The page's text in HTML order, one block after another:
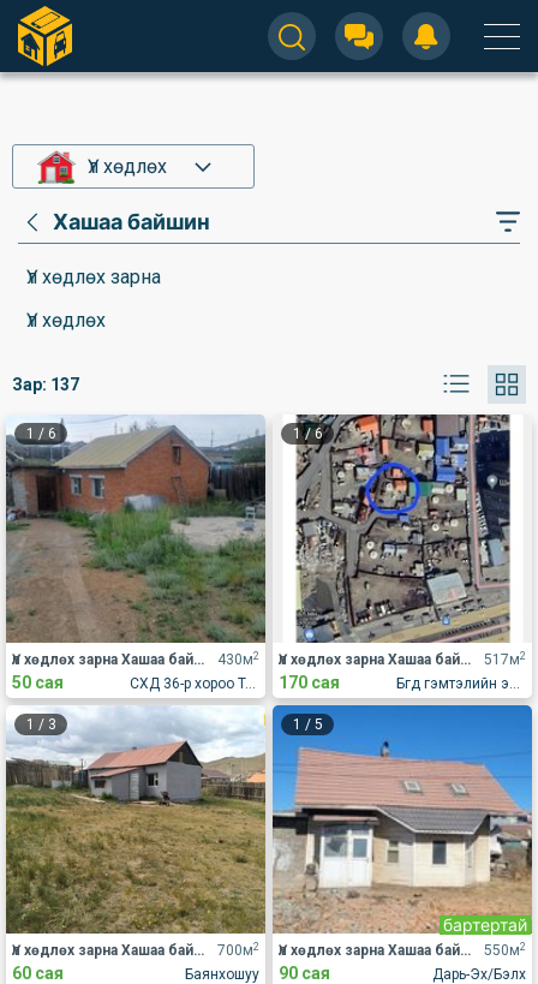
Үл хөдлөх
Хашаа байшин
Үл хөдлөх зарна
Үл хөдлөх
Зар: 137
1 / 6
430м2
СХД 36-р хороо Толгойт алтан овоо
Үл хөдлөх зарна Хашаа байшин
50 сая
1/6
517м2
Бгд гэмтэлийн эмнлэгийн ард
Үл хөдлөх зарна Хашаа байшин
170 сая
1 / 3
700м2
Баянхошуу
Үл хөдлөх зарна Хашаа байшин
60 сая
1 / 5
бартертай
550м2
Дарь-Эх/Бэлх
Үл хөдлөх зарна Хашаа байшин
90 сая